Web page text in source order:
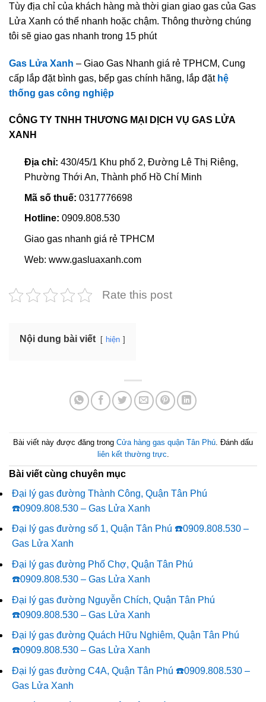
Tùy địa chỉ của khách hàng mà thời gian giao gas của Gas
Lửa Xanh có thể nhanh hoặc chậm. Thông thường chúng
tôi sẽ giao gas nhanh trong 15 phút
Gas Lửa Xanh – Giao Gas Nhanh giá rẻ TPHCM, Cung
cấp lắp đặt bình gas, bếp gas chính hãng, lắp đặt hệ
thống gas công nghiệp
CÔNG TY TNHH THƯƠNG MẠI DỊCH VỤ GAS LỬA
XANH
Địa chỉ: 430/45/1 Khu phố 2, Đường Lê Thị Riêng,
Phường Thới An, Thành phố Hồ Chí Minh
Mã số thuế: 0317776698
Hotline: 0909.808.530
Giao gas nhanh giá rẻ TPHCM
Web: www.gasluaxanh.com
Rate this post
Nội dung bài viết hiện
Bài viết này được đăng trong Cửa hàng gas quận Tân Phú. Đánh dấu
liên kết thường trực.
Bài viết cùng chuyên mục
Đại lý gas đường Thành Công, Quận Tân Phú
☎️0909.808.530 – Gas Lửa Xanh
Đại lý gas đường số 1, Quận Tân Phú ☎️0909.808.530 –
Gas Lửa Xanh
Đại lý gas đường Phố Chợ, Quận Tân Phú
☎️0909.808.530 – Gas Lửa Xanh
Đại lý gas đường Nguyễn Chích, Quận Tân Phú
☎️0909.808.530 – Gas Lửa Xanh
Đại lý gas đường Quách Hữu Nghiêm, Quận Tân Phú
☎️0909.808.530 – Gas Lửa Xanh
Đại lý gas đường C4A, Quận Tân Phú ☎️0909.808.530 –
Gas Lửa Xanh